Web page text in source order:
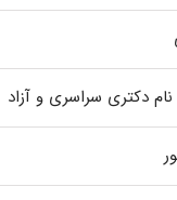
دکتری سراسری و آزاد